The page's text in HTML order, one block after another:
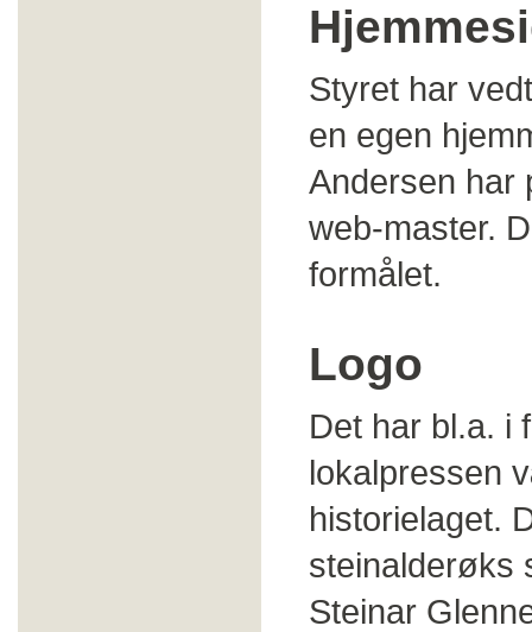
Styret har
en egen
Andersen har
web-master.
formålet.
Logo
Det har bl.a. i
lokalpressen
historielaget.
steinalderøks
Steinar